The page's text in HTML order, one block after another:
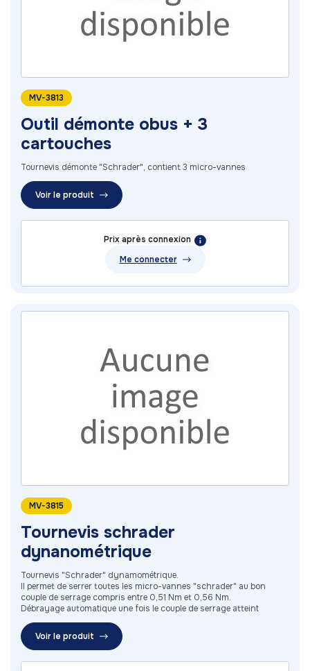
MV-3813
Outil démonte obus + 3
cartouches
Tournevis démonte "Schrader", contient 3 micro-vannes
Voir le produit
Prix après connexion
Me connecter
MV-3815
Tournevis schrader
dynanométrique
Tournevis "Schrader" dynamométrique.
Il permet de serrer toutes les micro-vannes "schrader" au bon
couple de serrage compris entre 0,51 Nm et 0,56 Nm.
Débrayage automatique une fois le couple de serrage atteint
Voir le produit